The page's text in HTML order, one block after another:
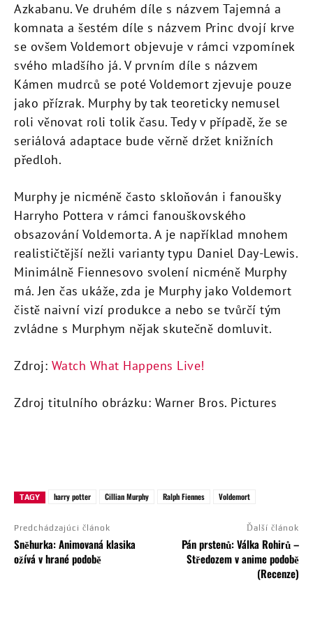
Azkabanu. Ve druhém díle s názvem Tajemná a
komnata a šestém díle s názvem Princ dvojí krve
se ovšem Voldemort objevuje v rámci vzpomínek
svého mladšího já. V prvním díle s názvem
Kámen mudrců se poté Voldemort zjevuje pouze
jako přízrak. Murphy by tak teoreticky nemusel
roli věnovat roli tolik času. Tedy v případě, že se
seriálová adaptace bude věrně držet knižních
předloh.
Murphy je nicméně často skloňován i fanoušky
Harryho Pottera v rámci fanouškovského
obsazování Voldemorta. A je například mnohem
realističtější nežli varianty typu Daniel Day-Lewis.
Minimálně Fiennesovo svolení nicméně Murphy
má. Jen čas ukáže, zda je Murphy jako Voldemort
čistě naivní vizí produkce a nebo se tvůrčí tým
zvládne s Murphym nějak skutečně domluvit.
Zdroj: Watch What Happens Live!
Zdroj titulního obrázku: Warner Bros. Pictures
TAGY harry potter Cillian Murphy Ralph Fiennes Voldemort
Predchádzajúci článok
Sněhurka: Animovaná klasika
ožívá v hrané podobě
Ďalší článok
Pán prstenů: Válka Rohirů –
Středozem v anime podobě
(Recenze)